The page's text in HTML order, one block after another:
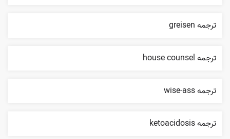
ترجمه greisen
ترجمه house counsel
ترجمه wise-ass
ترجمه ketoacidosis